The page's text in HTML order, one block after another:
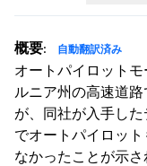
概要: 自動翻訳済み
オートパイロット
ルニア州の高速道
が、同社が入手し
でオートパイロッ
なかったことが示さ